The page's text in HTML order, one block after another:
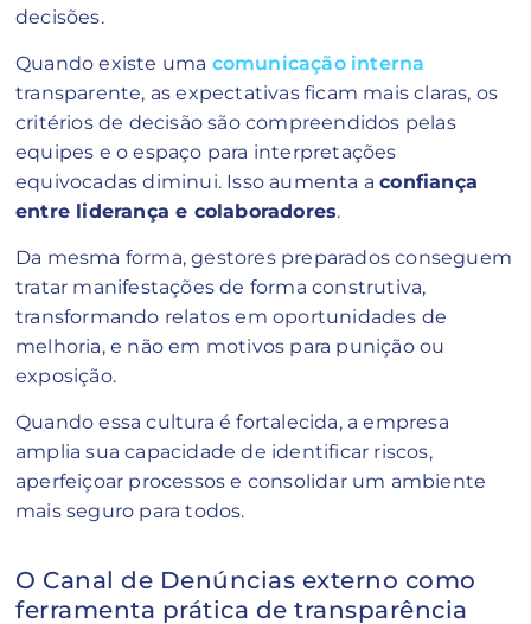
decisões.
Quando existe uma comunicação interna
transparente, as expectativas ficam mais claras, os
critérios de decisão são compreendidos pelas
equipes e o espaço para interpretações
equivocadas diminui. Isso aumenta aconfiança
entre liderança e colaboradores.
Da mesma forma, gestores preparados conseguem
tratar manifestações de forma construtiva,
transformando relatos em oportunidades de
melhoria, e não em motivos para punição ou
exposição.
Quando essa cultura é fortalecida, a empresa
amplia sua capacidade de identificar riscos,
aperfeiçoar processos e consolidar um ambiente
mais seguro para todos.
O Canal de Denúncias externo como
ferramenta prática de transparência